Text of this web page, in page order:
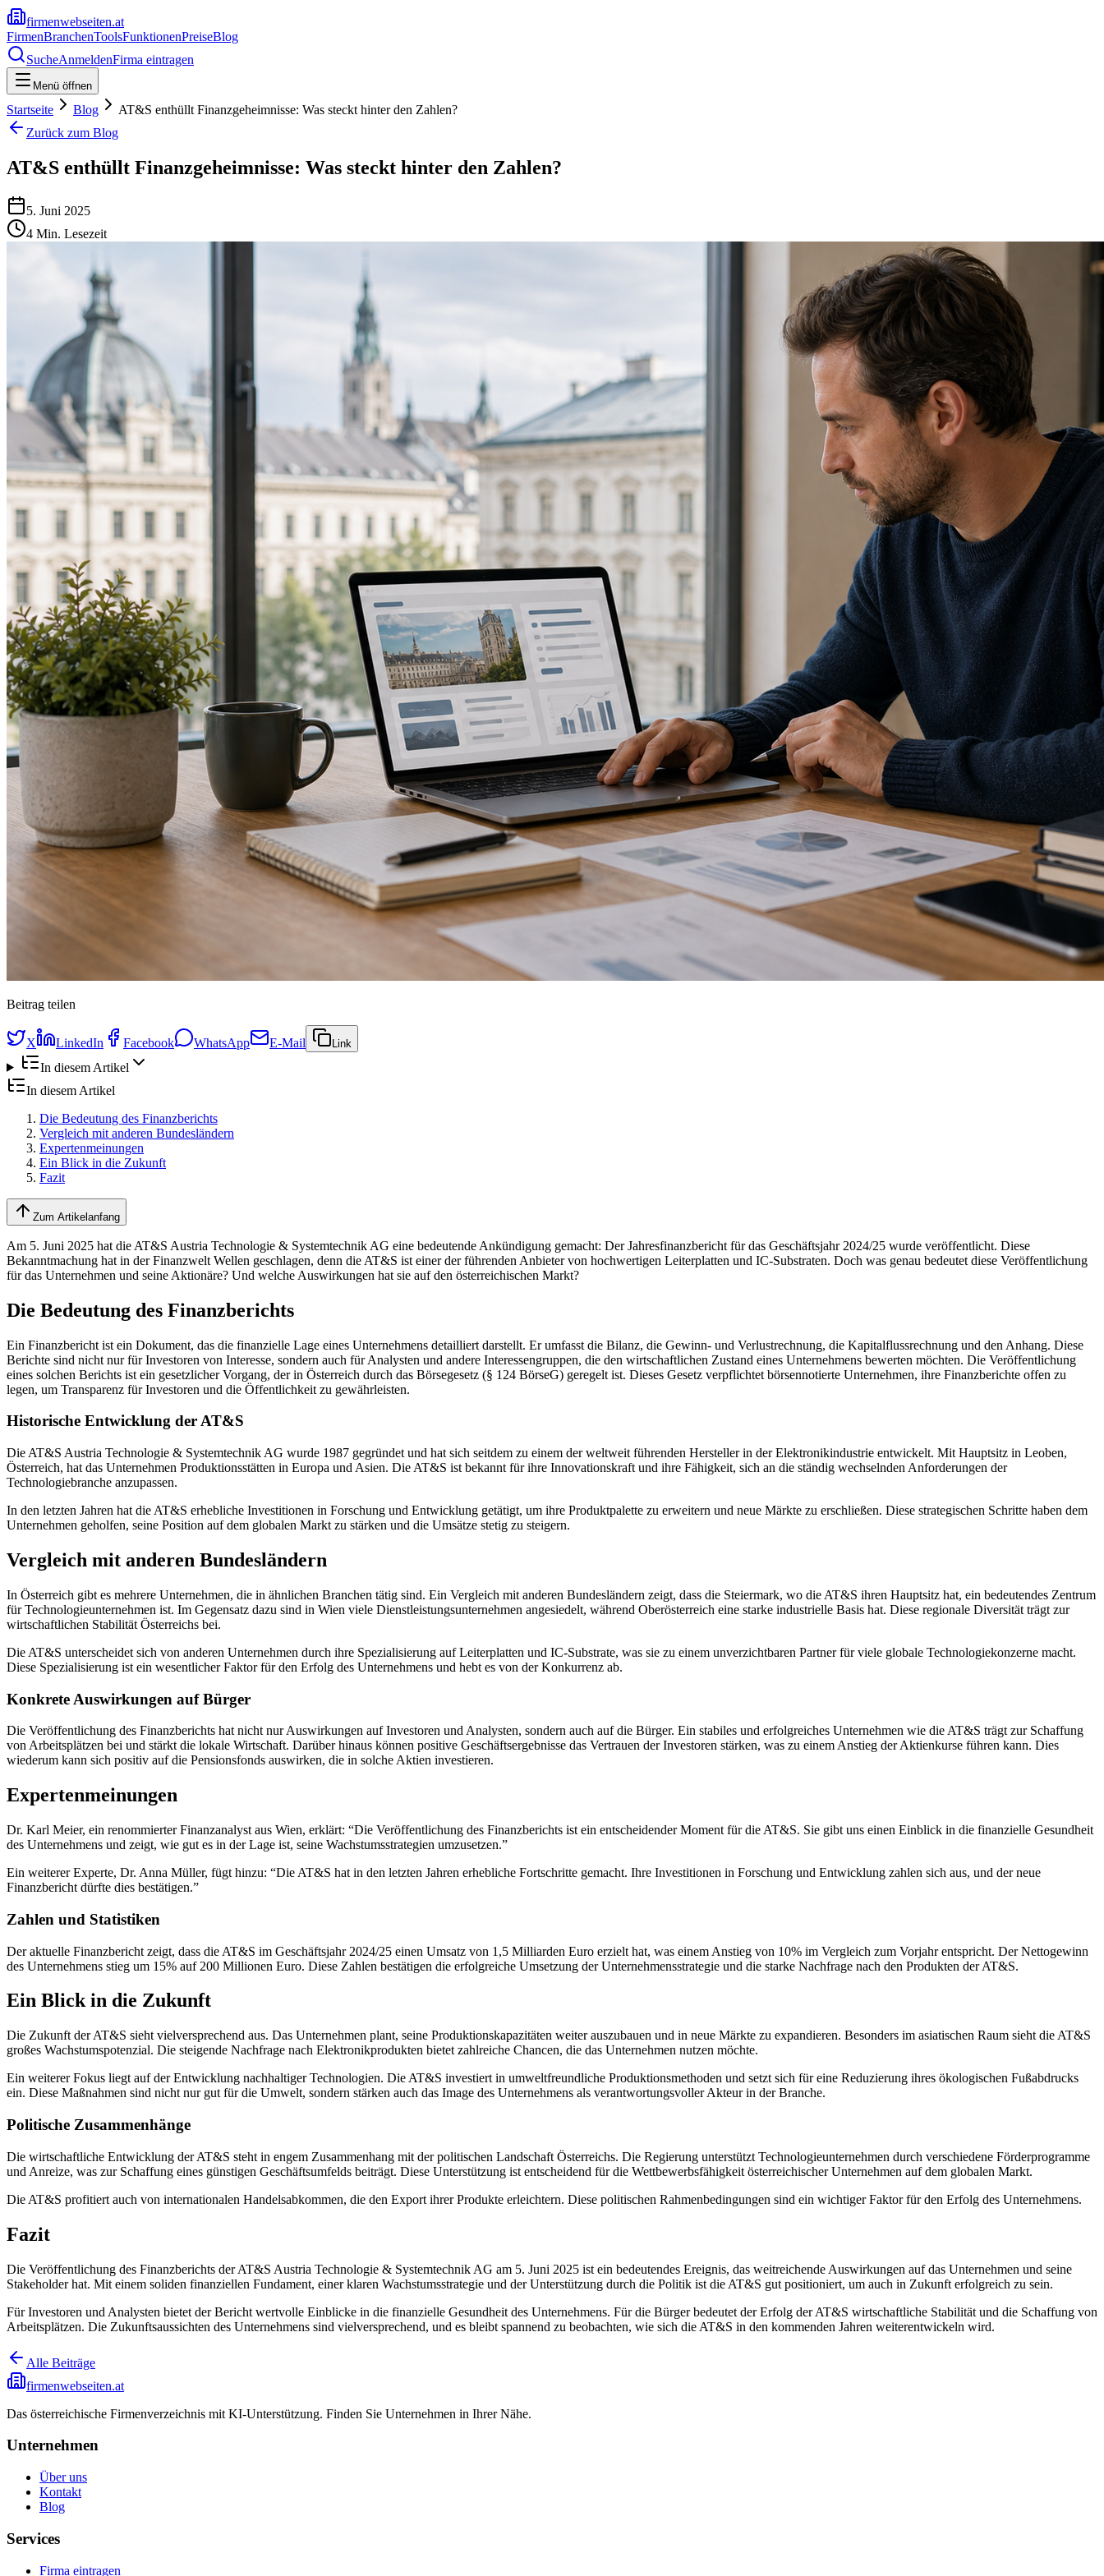
firmenwebseiten.at
FirmenBranchenToolsFunktionenPreiseBlog
SucheAnmeldenFirma eintragen
Menü öffnen
Startseite Blog
AT&S enthüllt Finanzgeheimnisse: Was steckt hinter den Zahlen?
Zurück zum Blog
AT&S enthüllt Finanzgeheimnisse: Was steckt hinter den Zahlen?
5. Juni 2025
4 Min. Lesezeit
Beitrag teilen
X LinkedIn Facebook WhatsApp E-Mail Link
In diesem Artikel
In diesem Artikel
Die Bedeutung des Finanzberichts
Vergleich mit anderen Bundesländern
Expertenmeinungen
Ein Blick in die Zukunft
Fazit
Zum Artikelanfang
Am 5. Juni 2025 hat die AT&S Austria Technologie & Systemtechnik AG eine bedeutende Ankündigung gemacht: Der Jahresfinanzbericht für das Geschäftsjahr 2024/25 wurde veröffentlicht. Diese
Bekanntmachung hat in der Finanzwelt Wellen geschlagen, denn die AT&S ist einer der führenden Anbieter von hochwertigen Leiterplatten und IC-Substraten. Doch was genau bedeutet diese Veröffentlichung
für das Unternehmen und seine Aktionäre? Und welche Auswirkungen hat sie auf den österreichischen Markt?
Die Bedeutung des Finanzberichts
Ein Finanzbericht ist ein Dokument, das die finanzielle Lage eines Unternehmens detailliert darstellt. Er umfasst die Bilanz, die Gewinn- und Verlustrechnung, die Kapitalflussrechnung und den Anhang. Diese
Berichte sind nicht nur für Investoren von Interesse, sondern auch für Analysten und andere Interessengruppen, die den wirtschaftlichen Zustand eines Unternehmens bewerten möchten. Die Veröffentlichung
eines solchen Berichts ist ein gesetzlicher Vorgang, der in Österreich durch das Börsegesetz (§ 124 BörseG) geregelt ist. Dieses Gesetz verpflichtet börsennotierte Unternehmen, ihre Finanzberichte offen zu
legen, um Transparenz für Investoren und die Öffentlichkeit zu gewährleisten.
Historische Entwicklung der AT&S
Die AT&S Austria Technologie & Systemtechnik AG wurde 1987 gegründet und hat sich seitdem zu einem der weltweit führenden Hersteller in der Elektronikindustrie entwickelt. Mit Hauptsitz in Leoben,
Österreich, hat das Unternehmen Produktionsstätten in Europa und Asien. Die AT&S ist bekannt für ihre Innovationskraft und ihre Fähigkeit, sich an die ständig wechselnden Anforderungen der
Technologiebranche anzupassen.
In den letzten Jahren hat die AT&S erhebliche Investitionen in Forschung und Entwicklung getätigt, um ihre Produktpalette zu erweitern und neue Märkte zu erschließen. Diese strategischen Schritte haben dem
Unternehmen geholfen, seine Position auf dem globalen Markt zu stärken und die Umsätze stetig zu steigern.
Vergleich mit anderen Bundesländern
In Österreich gibt es mehrere Unternehmen, die in ähnlichen Branchen tätig sind. Ein Vergleich mit anderen Bundesländern zeigt, dass die Steiermark, wo die AT&S ihren Hauptsitz hat, ein bedeutendes Zentrum
für Technologieunternehmen ist. Im Gegensatz dazu sind in Wien viele Dienstleistungsunternehmen angesiedelt, während Oberösterreich eine starke industrielle Basis hat. Diese regionale Diversität trägt zur
wirtschaftlichen Stabilität Österreichs bei.
Die AT&S unterscheidet sich von anderen Unternehmen durch ihre Spezialisierung auf Leiterplatten und IC-Substrate, was sie zu einem unverzichtbaren Partner für viele globale Technologiekonzerne macht.
Diese Spezialisierung ist ein wesentlicher Faktor für den Erfolg des Unternehmens und hebt es von der Konkurrenz ab.
Konkrete Auswirkungen auf Bürger
Die Veröffentlichung des Finanzberichts hat nicht nur Auswirkungen auf Investoren und Analysten, sondern auch auf die Bürger. Ein stabiles und erfolgreiches Unternehmen wie die AT&S trägt zur Schaffung
von Arbeitsplätzen bei und stärkt die lokale Wirtschaft. Darüber hinaus können positive Geschäftsergebnisse das Vertrauen der Investoren stärken, was zu einem Anstieg der Aktienkurse führen kann. Dies
wiederum kann sich positiv auf die Pensionsfonds auswirken, die in solche Aktien investieren.
Expertenmeinungen
Dr. Karl Meier, ein renommierter Finanzanalyst aus Wien, erklärt: “Die Veröffentlichung des Finanzberichts ist ein entscheidender Moment für die AT&S. Sie gibt uns einen Einblick in die finanzielle Gesundheit
des Unternehmens und zeigt, wie gut es in der Lage ist, seine Wachstumsstrategien umzusetzen.”
Ein weiterer Experte, Dr. Anna Müller, fügt hinzu: “Die AT&S hat in den letzten Jahren erhebliche Fortschritte gemacht. Ihre Investitionen in Forschung und Entwicklung zahlen sich aus, und der neue
Finanzbericht dürfte dies bestätigen.”
Zahlen und Statistiken
Der aktuelle Finanzbericht zeigt, dass die AT&S im Geschäftsjahr 2024/25 einen Umsatz von 1,5 Milliarden Euro erzielt hat, was einem Anstieg von 10% im Vergleich zum Vorjahr entspricht. Der Nettogewinn
des Unternehmens stieg um 15% auf 200 Millionen Euro. Diese Zahlen bestätigen die erfolgreiche Umsetzung der Unternehmensstrategie und die starke Nachfrage nach den Produkten der AT&S.
Ein Blick in die Zukunft
Die Zukunft der AT&S sieht vielversprechend aus. Das Unternehmen plant, seine Produktionskapazitäten weiter auszubauen und in neue Märkte zu expandieren. Besonders im asiatischen Raum sieht die AT&S
großes Wachstumspotenzial. Die steigende Nachfrage nach Elektronikprodukten bietet zahlreiche Chancen, die das Unternehmen nutzen möchte.
Ein weiterer Fokus liegt auf der Entwicklung nachhaltiger Technologien. Die AT&S investiert in umweltfreundliche Produktionsmethoden und setzt sich für eine Reduzierung ihres ökologischen Fußabdrucks
ein. Diese Maßnahmen sind nicht nur gut für die Umwelt, sondern stärken auch das Image des Unternehmens als verantwortungsvoller Akteur in der Branche.
Politische Zusammenhänge
Die wirtschaftliche Entwicklung der AT&S steht in engem Zusammenhang mit der politischen Landschaft Österreichs. Die Regierung unterstützt Technologieunternehmen durch verschiedene Förderprogramme
und Anreize, was zur Schaffung eines günstigen Geschäftsumfelds beiträgt. Diese Unterstützung ist entscheidend für die Wettbewerbsfähigkeit österreichischer Unternehmen auf dem globalen Markt.
Die AT&S profitiert auch von internationalen Handelsabkommen, die den Export ihrer Produkte erleichtern. Diese politischen Rahmenbedingungen sind ein wichtiger Faktor für den Erfolg des Unternehmens.
Fazit
Die Veröffentlichung des Finanzberichts der AT&S Austria Technologie & Systemtechnik AG am 5. Juni 2025 ist ein bedeutendes Ereignis, das weitreichende Auswirkungen auf das Unternehmen und seine
Stakeholder hat. Mit einem soliden finanziellen Fundament, einer klaren Wachstumsstrategie und der Unterstützung durch die Politik ist die AT&S gut positioniert, um auch in Zukunft erfolgreich zu sein.
Für Investoren und Analysten bietet der Bericht wertvolle Einblicke in die finanzielle Gesundheit des Unternehmens. Für die Bürger bedeutet der Erfolg der AT&S wirtschaftliche Stabilität und die Schaffung von
Arbeitsplätzen. Die Zukunftsaussichten des Unternehmens sind vielversprechend, und es bleibt spannend zu beobachten, wie sich die AT&S in den kommenden Jahren weiterentwickeln wird.
Alle Beiträge
firmenwebseiten.at
Das österreichische Firmenverzeichnis mit KI-Unterstützung. Finden Sie Unternehmen in Ihrer Nähe.
Unternehmen
Über uns
Kontakt
Blog
Services
Firma eintragen